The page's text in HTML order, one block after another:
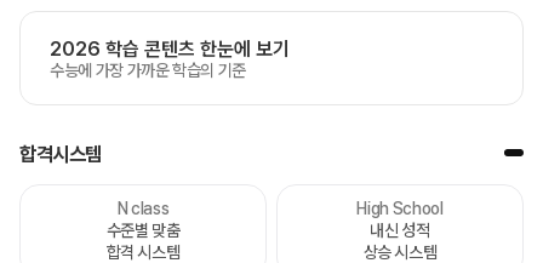
2026 학습 콘텐츠 한눈에 보기
수능에 가장 가까운 학습의 기준
합격시스템
N class
수준별 맞춤
합격 시스템
High School
내신 성적
상승 시스템